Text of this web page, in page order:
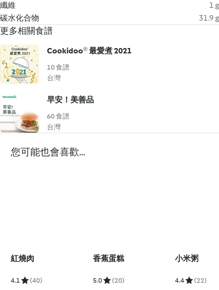
纖維
1 g
碳水化合物
31.9 g
更多相關食譜
Cookidoo® 最愛煮 2021
10 食譜
台灣
早安！美善品
60 食譜
台灣
您可能也會喜歡...
紅燒肉
4.1 (40)
香蕉蛋糕
5.0 (20)
小米粥
4.4 (22)